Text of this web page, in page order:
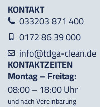
KONTAKT
033203 871 400
0172 86 39 000
info@tdga-clean.de
KONTAKTZEITEN
Montag – Freitag:
08:00 – 18:00 Uhr
und nach Vereinbarung